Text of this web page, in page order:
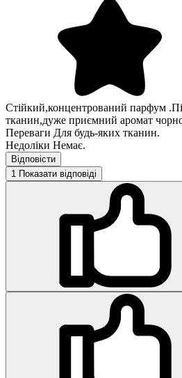
Стійкий,концентрований парфум
тканин,дуже приємний аромат
Переваги Для будь-яких тканин.
Недоліки Немає.
Відповісти
1 Показати відповіді